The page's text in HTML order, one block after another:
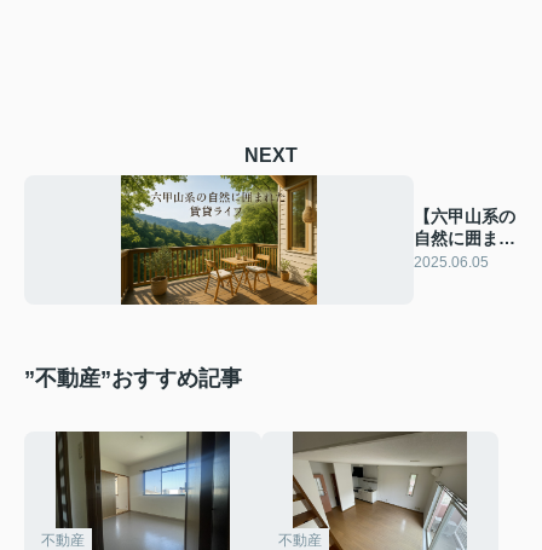
NEXT
【六甲山系の
自然に囲まれ
た賃貸ライ
2025.06.05
”不動産”おすすめ記事
不動産 不動産